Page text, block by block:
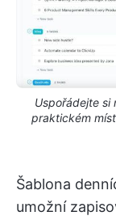
Uspořádejte si
praktickém
Šablona
umožní